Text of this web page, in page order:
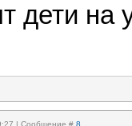
дети на
| Сообщение # 8